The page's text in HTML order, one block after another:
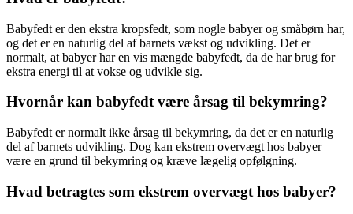
Babyfedt er den ekstra kropsfedt, som nogle babyer og småbørn har,
og det er en naturlig del af barnets vækst og udvikling. Det er
normalt, at babyer har en vis mængde babyfedt, da de har brug for
ekstra energi til at vokse og udvikle sig.
Hvornår kan babyfedt være årsag til bekymring?
Babyfedt er normalt ikke årsag til bekymring, da det er en naturlig
del af barnets udvikling. Dog kan ekstrem overvægt hos babyer
være en grund til bekymring og kræve lægelig opfølgning.
Hvad betragtes som ekstrem overvægt hos babyer?